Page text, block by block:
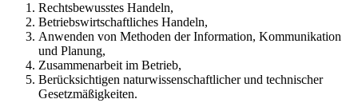
Rechtsbewusstes Handeln,
Betriebswirtschaftliches Handeln,
Anwenden von Methoden der Information, Kommunikation
und Planung,
Zusammenarbeit im Betrieb,
Berücksichtigen naturwissenschaftlicher und technischer
Gesetzmäßigkeiten.